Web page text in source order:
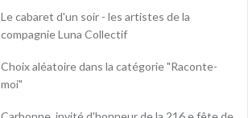
Le cabaret d'un soir - les artistes de la
compagnie Luna Collectif
Choix aléatoire dans la catégorie "Raconte-
moi"